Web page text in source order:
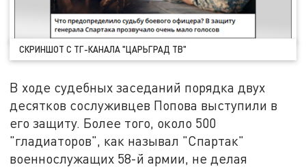
СКРИНШОТ С ТГ-КАНАЛА "ЦАРЬГРАД ТВ"
В ходе судебных заседаний порядка двух
десятков сослуживцев Попова выступили в
его защиту. Более того, около 500
"гладиаторов", как называл "Спартак"
военнослужащих 58-й армии, не делая